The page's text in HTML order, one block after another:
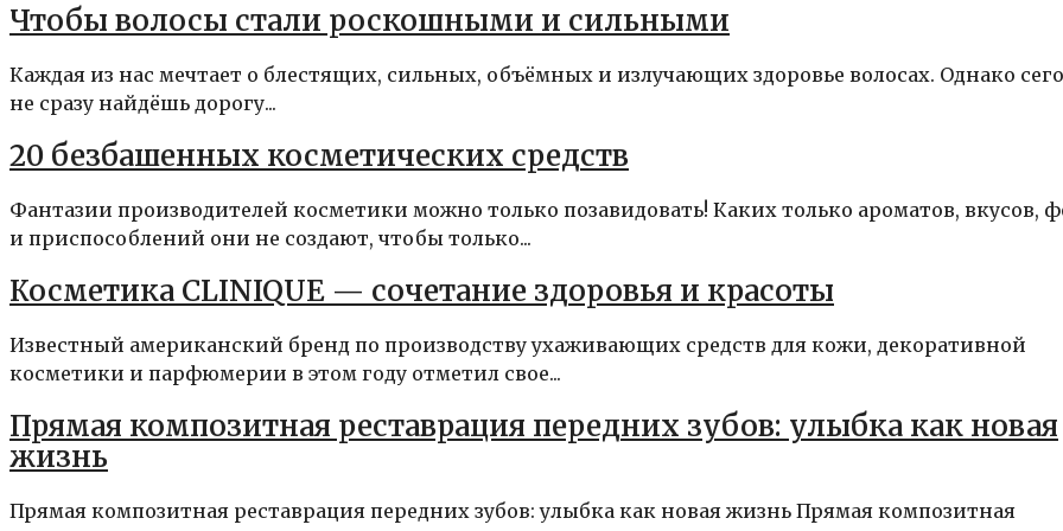
Чтобы волосы стали роскошными и сильными
Каждая из нас мечтает о блестящих, сильных, объёмных и излучающих здоровье волосах. Однако
не сразу найдёшь дорогу...
20 безбашенных косметических средств
Фантазии производителей косметики можно только позавидовать! Каких только ароматов, вкусов,
и приспособлений они не создают, чтобы только...
Косметика CLINIQUE — сочетание здоровья и красоты
Известный американский бренд по производству ухаживающих средств для кожи, декоративной
косметики и парфюмерии в этом году отметил свое...
Прямая композитная реставрация передних зубов: улыбка как новая
жизнь
Прямая композитная реставрация передних зубов: улыбка как новая жизнь Прямая композитная